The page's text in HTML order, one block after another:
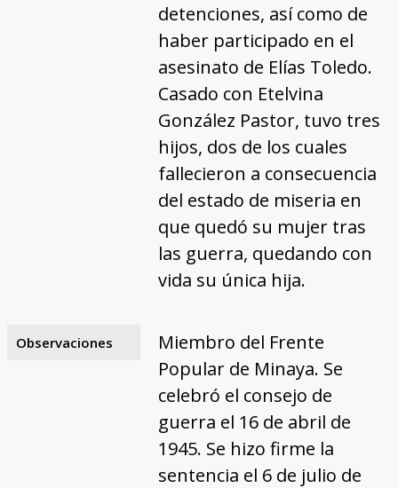
detenciones, así como de
haber participado en el
asesinato de Elías Toledo.
Casado con Etelvina
González Pastor, tuvo tres
hijos, dos de los cuales
fallecieron a consecuencia
del estado de miseria en
que quedó su mujer tras
las guerra, quedando con
vida su única hija.
Observaciones
Miembro del Frente
Popular de Minaya. Se
celebró el consejo de
guerra el 16 de abril de
1945. Se hizo firme la
sentencia el 6 de julio de